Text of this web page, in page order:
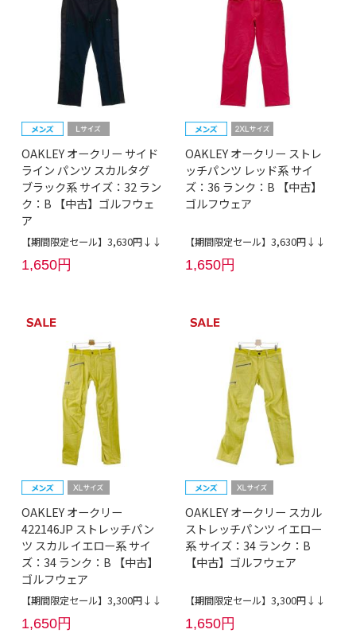
OAKLEY オークリー サイド
ライン パンツ スカルタグ
ブラック系 サイズ：32 ラン
ク：B 【中古】ゴルフウェ
ア
【期間限定セール】3,630円↓↓
1,650円
OAKLEY オークリー ストレ
ッチパンツ レッド系 サイ
ズ：36 ランク：B 【中古】
ゴルフウェア
【期間限定セール】3,630円↓↓
1,650円
OAKLEY オークリー
422146JP ストレッチパン
ツ スカル イエロー系 サイ
ズ：34 ランク：B 【中古】
ゴルフウェア
【期間限定セール】3,300円↓↓
1,650円
OAKLEY オークリー スカル
ストレッチパンツ イエロー
系 サイズ：34 ランク：B
【中古】ゴルフウェア
【期間限定セール】3,300円↓↓
1,650円